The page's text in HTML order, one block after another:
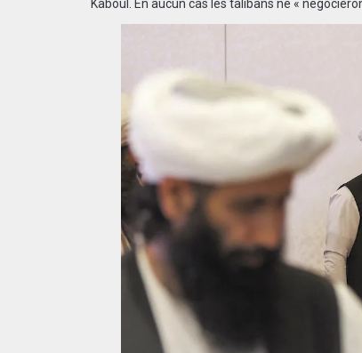
Kaboul. En aucun cas les talibans ne «